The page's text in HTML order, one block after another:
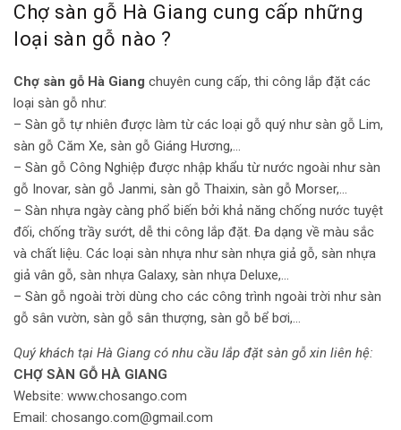
Chợ sàn gỗ Hà Giang cung cấp những
loại sàn gỗ nào ?
Chợ sàn gỗ Hà Giang chuyên cung cấp, thi công lắp đặt các
loại sàn gỗ như:
– Sàn gỗ tự nhiên được làm từ các loại gỗ quý như sàn gỗ Lim,
sàn gỗ Căm Xe, sàn gỗ Giáng Hương,…
– Sàn gỗ Công Nghiệp được nhập khẩu từ nước ngoài như sàn
gỗ Inovar, sàn gỗ Janmi, sàn gỗ Thaixin, sàn gỗ Morser,…
– Sàn nhựa ngày càng phổ biến bởi khả năng chống nước tuyệt
đối, chống trầy sướt, dễ thi công lắp đặt. Đa dạng về màu sắc
và chất liệu. Các loại sàn nhựa như sàn nhựa giả gỗ, sàn nhựa
giả vân gỗ, sàn nhựa Galaxy, sàn nhựa Deluxe,…
– Sàn gỗ ngoài trời dùng cho các công trình ngoài trời như sàn
gỗ sân vườn, sàn gỗ sân thượng, sàn gỗ bể bơi,…
Quý khách tại Hà Giang có nhu cầu lắp đặt sàn gỗ xin liên hệ:
CHỢ SÀN GỖ HÀ GIANG
Website: www.chosango.com
Email: chosango.com@gmail.com